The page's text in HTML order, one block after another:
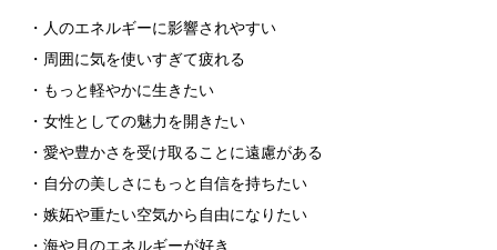
・人のエネルギーに影響されやすい
・周囲に気を使いすぎて疲れる
・もっと軽やかに生きたい
・女性としての魅力を開きたい
・愛や豊かさを受け取ることに遠慮がある
・自分の美しさにもっと自信を持ちたい
・嫉妬や重たい空気から自由になりたい
・海や月のエネルギーが好き